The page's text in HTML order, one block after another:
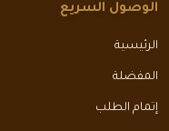
الوصول السريع
الرئيسية
المفضلة
إتمام الطلب